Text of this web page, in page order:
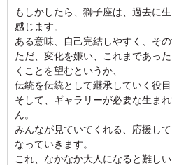
もしかしたら、獅子座は、過去に
感じます。
ある意味、自己完結しやすく、そ
ただ、変化を嫌い、これまであっ
くことを望むというか、
伝統を伝統として継承していく役目
そして、ギャラリーが必要な生ま
ん。
みんなが見ていてくれる、応援し
なっていきます。
これ、なかなか大人になると難しい